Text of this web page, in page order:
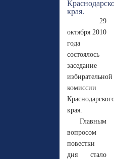
29
октября 2010
года
состоялось
заседание
избирательной
комиссии
края.
Главным
вопросом
повестки
дня стало